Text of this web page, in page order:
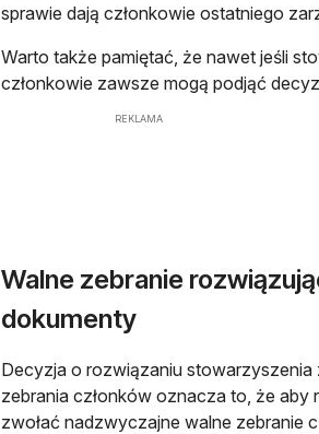
sprawie dają członkowie ostatniego
Warto także pamiętać, że nawet jeśli
członkowie zawsze mogą podjąć
REKLAMA
Walne zebranie
dokumenty
Decyzja o rozwiązaniu
zebrania członków oznacza to, że
zwołać nadzwyczajne walne zebranie